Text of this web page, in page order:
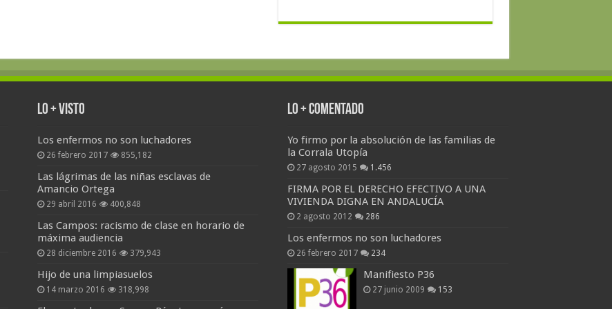
Lo + Visto
Los enfermos no son luchadores
26 febrero 2017 855,182
Las lágrimas de las niñas esclavas de
Amancio Ortega
29 abril 2016 400,848
Las Campos: racismo de clase en horario de
máxima audiencia
28 diciembre 2016 379,943
Hijo de una limpiasuelos
14 marzo 2016 318,998
Lo + Comentado
Yo firmo por la absolución de las familias de
la Corrala Utopía
27 agosto 2015 1.456
FIRMA POR EL DERECHO EFECTIVO A UNA
VIVIENDA DIGNA EN ANDALUCÍA
2 agosto 2012 286
Los enfermos no son luchadores
26 febrero 2017 234
Manifiesto P36
27 junio 2009 153